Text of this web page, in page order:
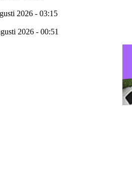
2026 - 03:15
2026 - 00:51